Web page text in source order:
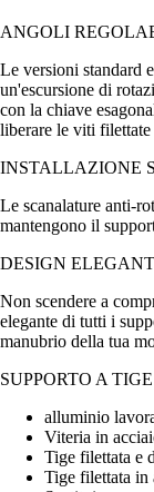
ANGOLI
Le versioni standard
un'escursione di
con la chiave
liberare le viti
INSTALLAZIONE
Le scanalature anti-
mantengono il
DESIGN
Non scendere a
elegante di tutti i
manubrio della tua
SUPPORTO A
alluminio
Viteria in
Tige filettata e
Tige filettata in